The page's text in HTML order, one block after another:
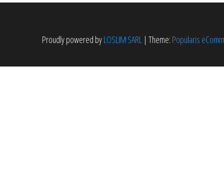
Proudly powered byLOSLIM SARL | Theme: Popularis